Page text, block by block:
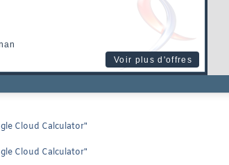
Voir plus d'offres
Cloud Calculator"
Cloud Calculator"